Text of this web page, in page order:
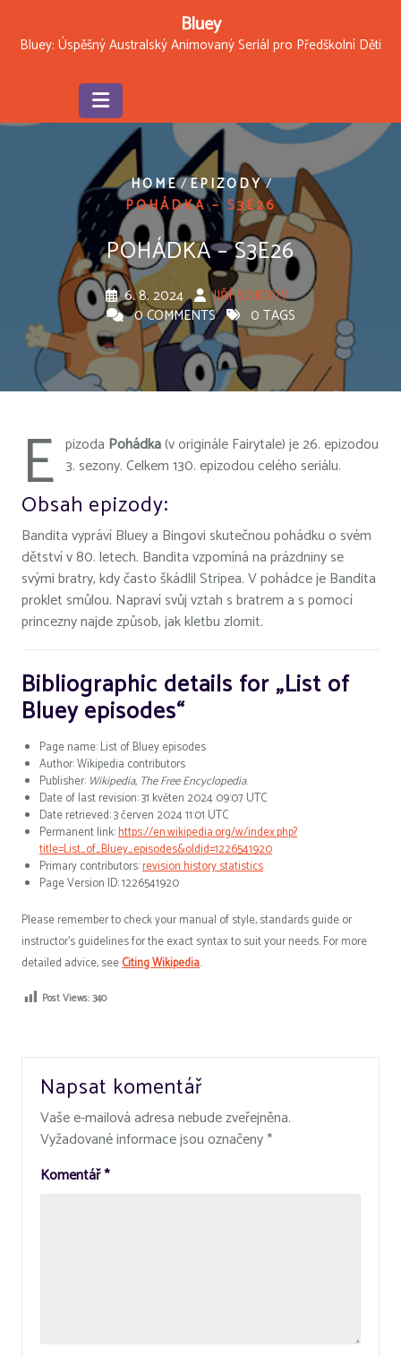
content
Bluey
Bluey: Úspěšný Australský Animovaný Seriál pro Předškolní Děti
HOME/EPIZODY/
POHÁDKA – S3E26
POHÁDKA – S3E26
6. 8. 2024
JIŘÍ BOROVÝ
0 COMMENTS
0 TAGS
E pizoda Pohádka(v originále Fairytale) je 26. epizodou
3. sezony. Celkem 130. epizodou celého seriálu.
Obsah epizody:
Bandita vypráví Bluey a Bingovi skutečnou pohádku o svém
dětství v 80. letech. Bandita vzpomíná na prázdniny se
svými bratry, kdy často škádlil Stripea. V pohádce je Bandita
proklet smůlou. Napraví svůj vztah s bratrem a s pomocí
princezny najde způsob, jak kletbu zlomit.
Bibliographic details for „List of
Bluey episodes“
Page name: List of Bluey episodes
Author: Wikipedia contributors
Publisher: Wikipedia, The Free Encyclopedia.
Date of last revision: 31 květen 2024 09:07 UTC
Date retrieved: 3 červen 2024 11:01 UTC
Permanent link:https://en.wikipedia.org/w/index.php?
title=List_of_Bluey_episodes&oldid=1226541920
Primary contributors:revision history statistics
Page Version ID: 1226541920
Please remember to check your manual of style, standards guide or
instructor’s guidelines for the exact syntax to suit your needs. For more
detailed advice, seeCiting Wikipedia.
Post Views:340
Napsat komentář
Vaše e-mailová adresa nebude zveřejněna.
Vyžadované informace jsou označeny*
Komentář*